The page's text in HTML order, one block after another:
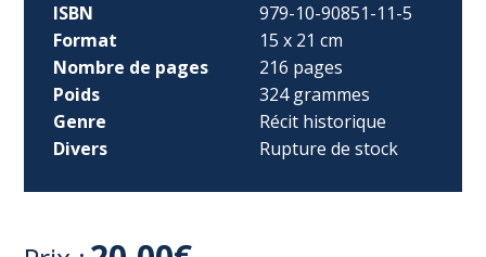
ISBN
979-10-90851-11-5
Format
15 x 21 cm
Nombre de pages
216 pages
Poids
324 grammes
Genre
Récit historique
Divers
Rupture de stock